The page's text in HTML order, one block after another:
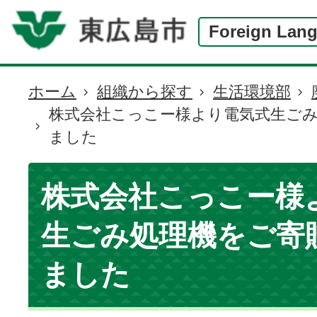
Foreign
現
位
置
ホーム 組織から探す 生活環境部
株式会社こっこー様より電気式生ご
ました
株式会社こっこー様
生ごみ処理機をご寄
ました